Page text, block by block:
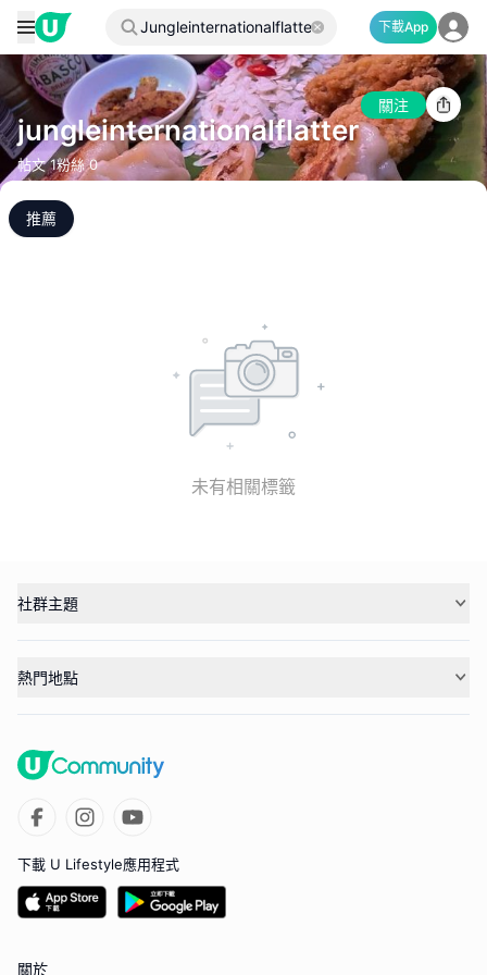
下載App
jungleinternationalflatter
帖文1粉絲0
關注
推薦
未有相關標籤
社群主題
熱門地點
下載 U Lifestyle應用程式
關於